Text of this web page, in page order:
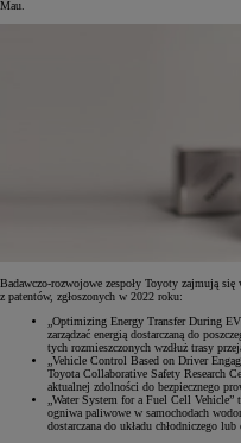
Mau.
Badawczo-rozwojowe zespoły Toyoty zajmują
z patentów, zgłoszonych w 2022 roku:
„Optimizing Energy Transfer During
zarządzać energią dostarczaną do
tych rozmieszczonych wzdłuż trasy
„Vehicle Control Based on Driver
Toyota Collaborative Safety Research
aktualnej zdolności do bezpiecznego
„Water System for a Fuel Cell Vehicle”
ogniwa paliwowe w samochodach
dostarczana do układu chłodniczego